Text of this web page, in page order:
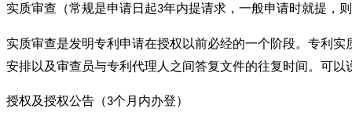
实质审查（常规是申请日起3年内提请求，一般申请时就提，
实质审查是发明专利申请在授权以前必经的一个阶段。专利实
安排以及审查员与专利代理人之间答复文件的往复时间。可
授权及授权公告（3个月内办登）